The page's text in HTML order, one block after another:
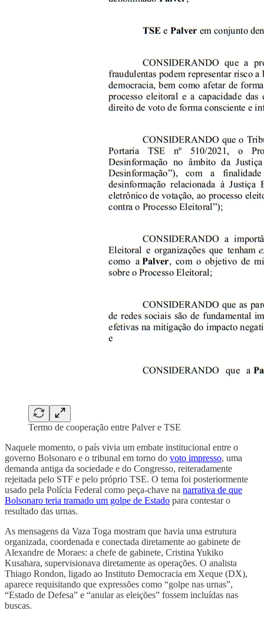
Termo de cooperação entre Palver e TSE
Naquele momento, o país vivia um embate institucional entre o
governo Bolsonaro e o tribunal em torno do voto impresso, uma
demanda antiga da sociedade e do Congresso, reiteradamente
rejeitada pelo STF e pelo próprio TSE. O tema foi posteriormente
usado pela Polícia Federal como peça-chave na narrativa de que
Bolsonaro teria tramado um golpe de Estado para contestar o
resultado das urnas.
As mensagens da Vaza Toga mostram que havia uma estrutura
organizada, coordenada e conectada diretamente ao gabinete de
Alexandre de Moraes: a chefe de gabinete, Cristina Yukiko
Kusahara, supervisionava diretamente as operações. O analista
Thiago Rondon, ligado ao Instituto Democracia em Xeque (DX),
aparece requisitando que expressões como “golpe nas urnas”,
“Estado de Defesa” e “anular as eleições” fossem incluídas nas
buscas.